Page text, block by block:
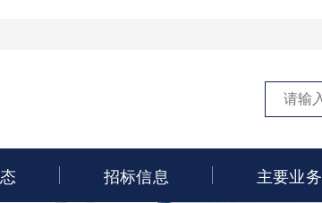
招标信息 主要业务